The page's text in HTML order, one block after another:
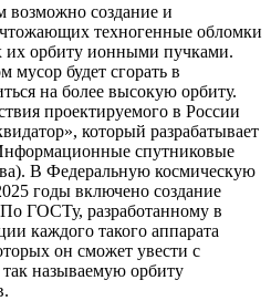
возможно создание и
техногенные обломки
их орбиту ионными пучками.
мусор будет сгорать в
на более высокую орбиту.
проектируемого в России
который разрабатывает
спутниковые
В Федеральную космическую
годы включено создание
ГОСТу, разработанному в
каждого такого аппарата
он сможет увести с
называемую орбиту